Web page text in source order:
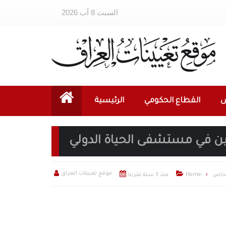
السبت 8 آب 2026
الرئيسية القطاع الحكومي
في مستشفى الحياة الدولي
 موقع تعيينات العراق  منذ 3 سنة تقريبا  Home